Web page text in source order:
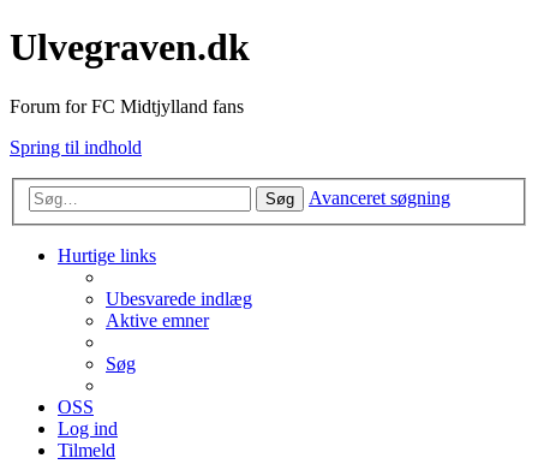
Ulvegraven.dk
Forum for FC Midtjylland fans
Spring til indhold
Søg Avanceret søgning
Hurtige links
Ubesvarede indlæg
Aktive emner
Søg
OSS
Log ind
Tilmeld